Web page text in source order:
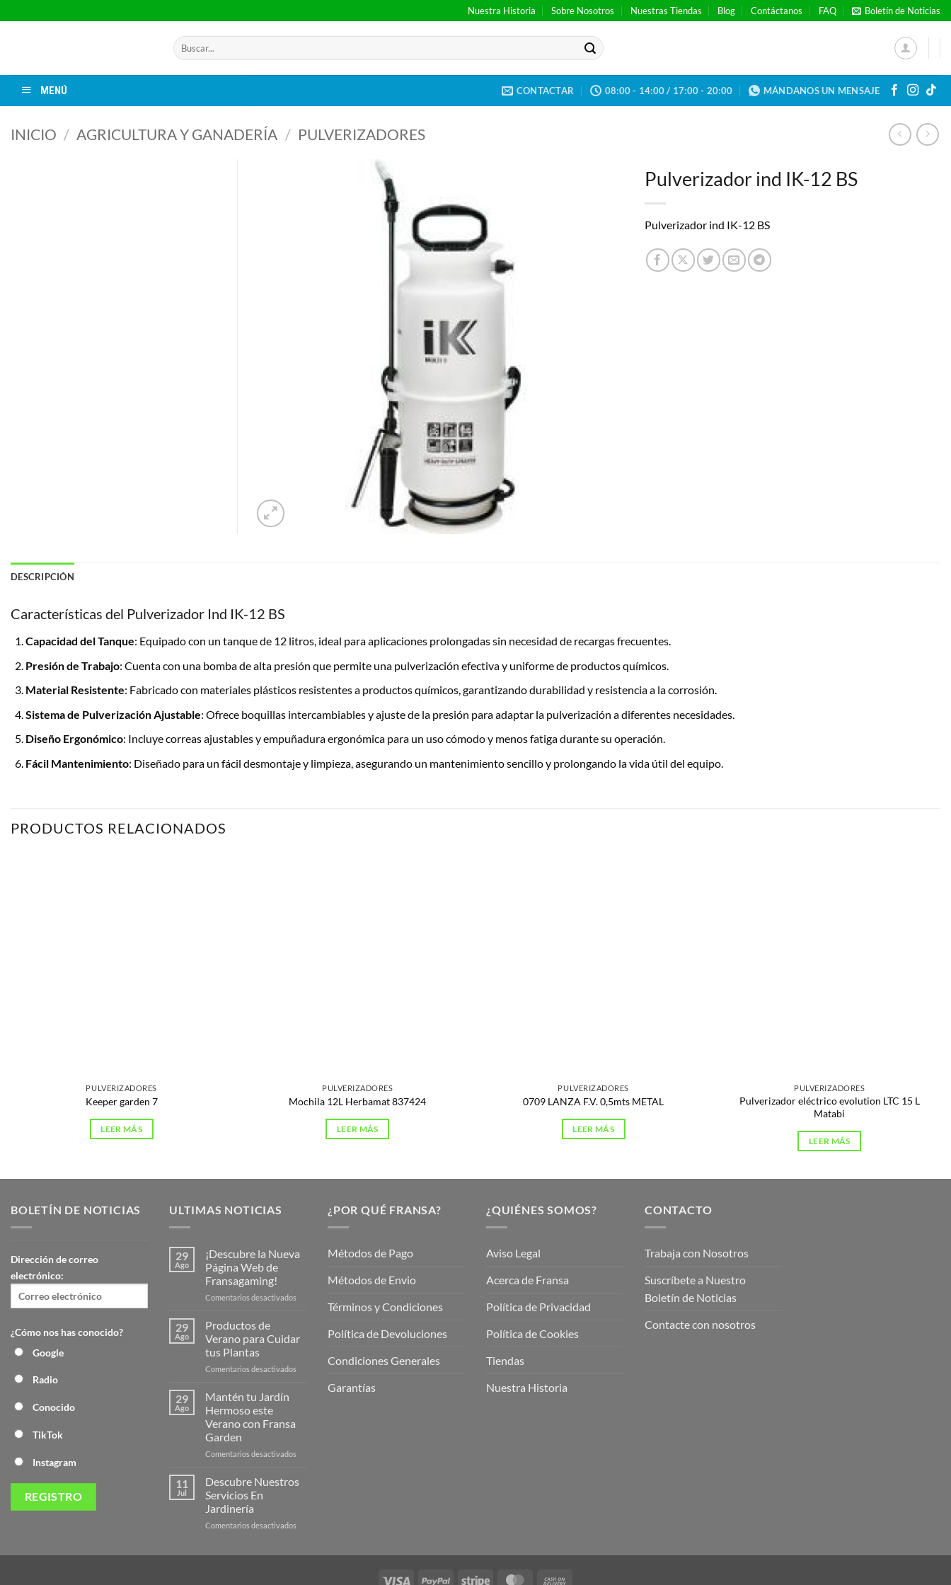
al
Nuestra Historia Sobre Nosotros Nuestras Tiendas Blog Contáctanos FAQ Boletín de Noticias
Buscar
por:
MENÚ CONTACTAR 08:00 - 14:00 / 17:00 - 20:00 MÁNDANOS UN MENSAJE
INICIO / AGRICULTURA Y GANADERÍA / PULVERIZADORES
Pulverizador ind IK-12 BS
Pulverizador ind IK-12 BS
DESCRIPCIÓN
Características del Pulverizador Ind IK-12 BS
Capacidad del Tanque: Equipado con un tanque de 12 litros, ideal para aplicaciones prolongadas sin necesidad de recargas frecuentes.
Presión de Trabajo: Cuenta con una bomba de alta presión que permite una pulverización efectiva y uniforme de productos químicos.
Material Resistente: Fabricado con materiales plásticos resistentes a productos químicos, garantizando durabilidad y resistencia a la corrosión.
Sistema de Pulverización Ajustable: Ofrece boquillas intercambiables y ajuste de la presión para adaptar la pulverización a diferentes necesidades.
Diseño Ergonómico: Incluye correas ajustables y empuñadura ergonómica para un uso cómodo y menos fatiga durante su operación.
Fácil Mantenimiento: Diseñado para un fácil desmontaje y limpieza, asegurando un mantenimiento sencillo y prolongando la vida útil del equipo.
PRODUCTOS RELACIONADOS
PULVERIZADORES
Keeper garden 7
LEER MÁS
PULVERIZADORES
Mochila 12L Herbamat 837424
LEER MÁS
PULVERIZADORES
0709 LANZA F.V. 0,5mts METAL
LEER MÁS
PULVERIZADORES
Pulverizador eléctrico evolution LTC 15 L
Matabi
LEER MÁS
BOLETÍN DE NOTICIAS
Dirección de correo
electrónico:
¿Cómo nos has conocido?
Google
Radio
Conocido
TikTok
Instagram
ULTIMAS NOTICIAS
29
Ago
¡Descubre la Nueva
Página Web de
Fransagaming!
Comentarios desactivados
Página
29
Ago
Productos de
Verano para Cuidar
tus Plantas
Comentarios desactivados
29
Ago
Mantén tu Jardín
Hermoso este
Verano con Fransa
Garden
Comentarios desactivados
Jardín
11
Jul
Descubre Nuestros
Servicios En
Jardinería
Comentarios desactivados
¿POR QUÉ FRANSA?
Métodos de Pago
Métodos de Envio
Términos y Condiciones
Política de Devoluciones
Condiciones Generales
Garantías
¿QUIÉNES SOMOS?
Aviso Legal
Acerca de Fransa
Política de Privacidad
Política de Cookies
Tiendas
Nuestra Historia
CONTACTO
Trabaja con Nosotros
Suscríbete a Nuestro
Boletín de Noticias
Contacte con nosotros
Visa PayPal Stripe MasterCard